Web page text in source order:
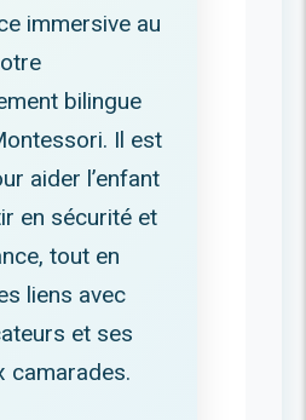
immersive au
bilingue
Il est
aider l’enfant
en sécurité et
tout en
liens avec
et ses
camarades.